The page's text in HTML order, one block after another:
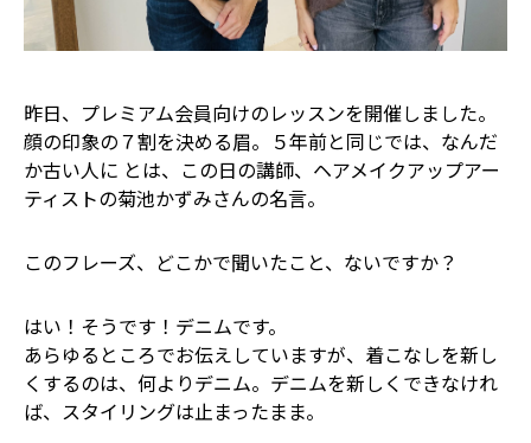
昨日、プレミアム会員向けのレッスンを開催しました。
顔の印象の７割を決める眉。５年前と同じでは、なんだ
か古い人に とは、この日の講師、ヘアメイクアップアー
ティストの菊池かずみさんの名言。
このフレーズ、どこかで聞いたこと、ないですか？
はい！そうです！デニムです。
あらゆるところでお伝えしていますが、着こなしを新し
くするのは、何よりデニム。デニムを新しくできなけれ
ば、スタイリングは止まったまま。